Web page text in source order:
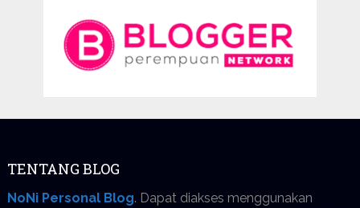
TENTANG BLOG
NoNi Personal Blog. Dapat diakses menggunakan